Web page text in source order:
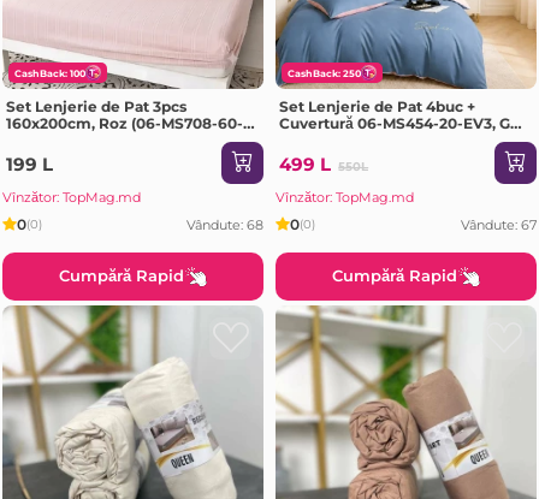
CashBack: 100
Set Lenjerie de Pat 3pcs
160x200cm, Roz (06-MS708-60-
199 L
Vînzător: TopMag.md
0(0) Vândute: 68
Cumpără Rapid
CashBack: 250
Set Lenjerie de Pat 4buc +
Cuvertură 06-MS454-20-EV3, GE-
499 L 550L
Vînzător: TopMag.md
0(0) Vândute: 67
Cumpără Rapid